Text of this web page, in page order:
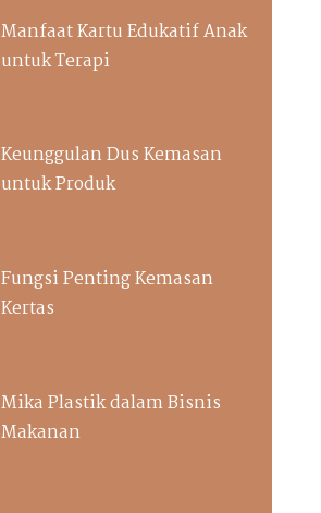
Manfaat Kartu Edukatif Anak
untuk Terapi
Keunggulan Dus Kemasan
untuk Produk
Fungsi Penting Kemasan
Kertas
Mika Plastik dalam Bisnis
Makanan